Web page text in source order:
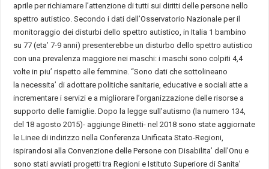
aprile per richiamare l’attenzione di tutti sui diritti delle persone nello
spettro autistico. Secondo i dati dell’Osservatorio Nazionale per il
monitoraggio dei disturbi dello spettro autistico, in Italia 1 bambino
su 77 (eta’ 7-9 anni) presenterebbe un disturbo dello spettro autistico
con una prevalenza maggiore nei maschi: i maschi sono colpiti 4,4
volte in piu’ rispetto alle femmine. “Sono dati che sottolineano
la necessita’ di adottare politiche sanitarie, educative e sociali atte a
incrementare i servizi e a migliorare l’organizzazione delle risorse a
supporto delle famiglie. Dopo la legge sull’autismo (la numero 134,
del 18 agosto 2015)- aggiunge Binetti- nel 2018 sono state aggiornate
le Linee di indirizzo nella Conferenza Unificata Stato-Regioni,
ispirandosi alla Convenzione delle Persone con Disabilita’ dell’Onu e
sono stati avviati progetti tra Regioni e Istituto Superiore di Sanita’